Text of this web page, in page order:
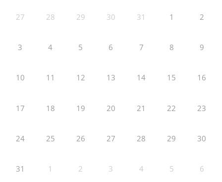
27 28 29 30 31 1 2
3 4 5 6 7 8 9
10 11 12 13 14 15 16
17 18 19 20 21 22 23
24 25 26 27 28 29 30
31 1 2 3 4 5 6